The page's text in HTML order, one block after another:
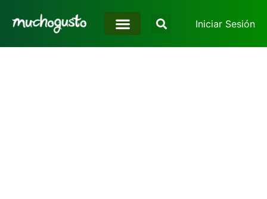
Iniciar Sesión